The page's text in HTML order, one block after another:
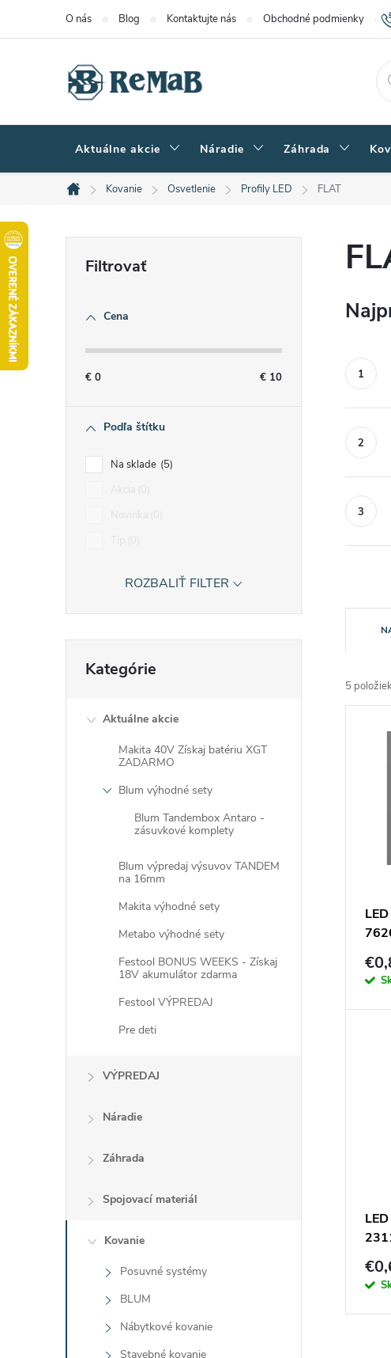
O nás Blog Kontaktujte nás Obchodné podmienky
Aktuálne akcie Náradie Záhrada
Domov
Kovanie Osvetlenie Profily LED FLAT
l
Cena
€ 0 € 10
Podľa štítku
Na sklade 5
ROZBALIŤ FILTER
kategórie
Kategórie
Aktuálne akcie
Makita 40V Získaj batériu XGT
ZADARMO
Blum výhodné sety
Blum Tandembox Antaro -
zásuvkové komplety
Blum výpredaj výsuvov TANDEM
na 16mm
Makita výhodné sety
Metabo výhodné sety
Festool BONUS WEEKS - Získaj
18V akumulátor zdarma
Festool VÝPREDAJ
Pre deti
VÝPREDAJ
Náradie
Záhrada
Spojovací materiál
Kovanie
Posuvné systémy
BLUM
Nábytkové kovanie
Stavebné kovanie
a
d
d
5
o